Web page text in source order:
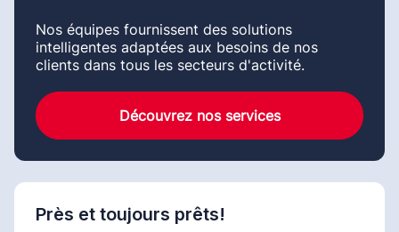
Nos équipes fournissent des solutions
intelligentes adaptées aux besoins de nos
clients dans tous les secteurs d'activité.
Découvrez nos services
Près et toujours prêts!